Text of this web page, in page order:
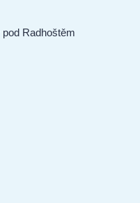
Radhoštěm